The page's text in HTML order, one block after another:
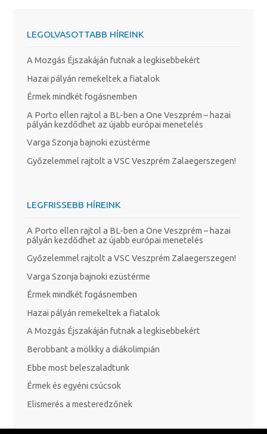
LEGOLVASOTTABB HÍREINK
A Mozgás Éjszakáján futnak a legkisebbekért
Hazai pályán remekeltek a fiatalok
Érmek mindkét fogásnemben
A Porto ellen rajtol a BL-ben a One Veszprém – hazai
pályán kezdődhet az újabb európai menetelés
Varga Szonja bajnoki ezüstérme
Győzelemmel rajtolt a VSC Veszprém Zalaegerszegen!
LEGFRISSEBB HÍREINK
A Porto ellen rajtol a BL-ben a One Veszprém – hazai
pályán kezdődhet az újabb európai menetelés
Győzelemmel rajtolt a VSC Veszprém Zalaegerszegen!
Varga Szonja bajnoki ezüstérme
Érmek mindkét fogásnemben
Hazai pályán remekeltek a fiatalok
A Mozgás Éjszakáján futnak a legkisebbekért
Berobbant a mölkky a diákolimpián
Ebbe most beleszaladtunk
Érmek és egyéni csúcsok
Elismerés a mesteredzőnek